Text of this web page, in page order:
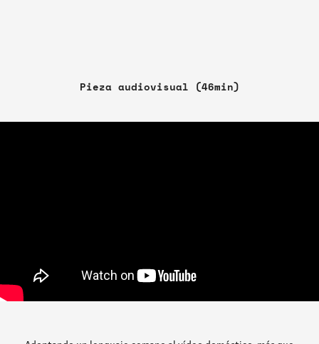
Pieza audiovisual (46min)